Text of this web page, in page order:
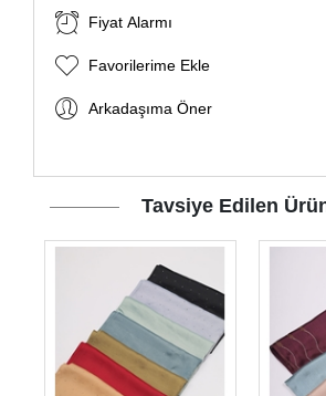
Fiyat Alarmı
Favorilerime Ekle
Arkadaşıma Öner
Tavsiye Edilen